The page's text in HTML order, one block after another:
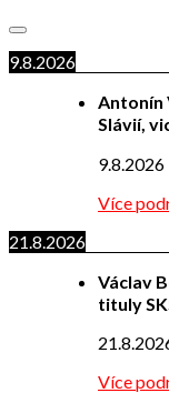
9.8.2026
Antonín
Slávií,
9.8.2026
Více
21.8.2026
Václav
tituly
Více